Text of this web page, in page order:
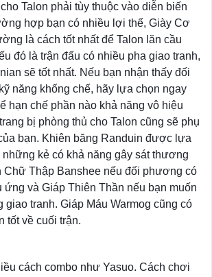
Talon phải tùy thuộc vào diễn biến
hợp bạn có nhiều lợi thế, Giày Cơ
là cách tốt nhất để Talon lăn cầu
đó là trận đấu có nhiều pha giao tranh,
sẽ tốt nhất. Nếu bạn nhận thấy đối
năng khống chế, hãy lựa chọn ngay
hạn chế phần nào khả năng vô hiệu
bị phòng thủ cho Talon cũng sẽ phụ
bạn. Khiên băng Randuin được lựa
kẻ có khả năng gây sát thương
Chữ Thập Banshee nếu đối phương có
ứng và Giáp Thiên Thần nếu bạn muốn
giao tranh. Giáp Máu Warmog cũng có
tốt về cuối trận.
cách combo như Yasuo. Cách chơi